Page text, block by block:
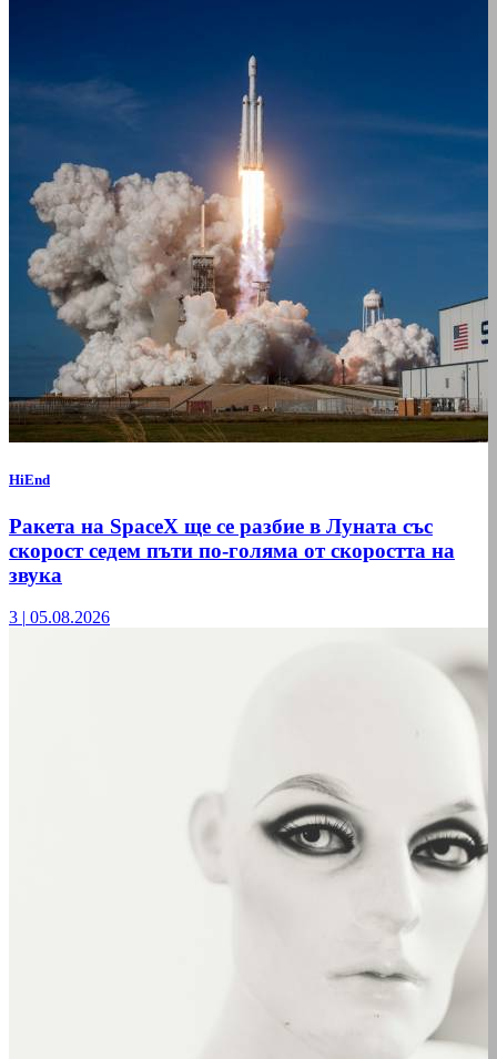
HiEnd
Ракета на SpaceX ще се разбие в Луната със
скорост седем пъти по-голяма от скоростта на
звука
3 | 05.08.2026